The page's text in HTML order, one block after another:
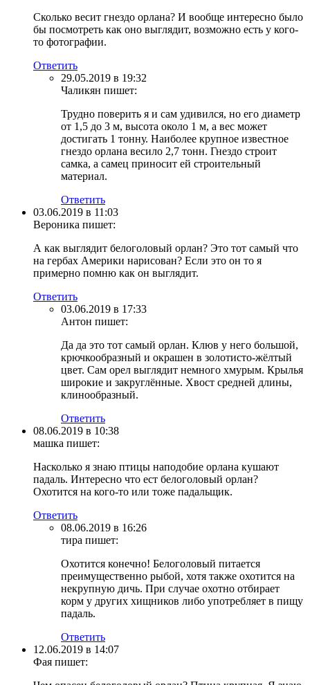
Сколько весит гнездо орлана? И вообще интересно было
бы посмотреть как оно выглядит, возможно есть у кого-
то фотографии.
Ответить
29.05.2019 в 19:32
Чаликян пишет:
Трудно поверить я и сам удивился, но его диаметр
от 1,5 до 3 м, высота около 1 м, а вес может
достигать 1 тонну. Наиболее крупное известное
гнездо орлана весило 2,7 тонн. Гнездо строит
самка, а самец приносит ей строительный
материал.
Ответить
03.06.2019 в 11:03
Вероника пишет:
А как выглядит белоголовый орлан? Это тот самый что
на гербах Америки нарисован? Если это он то я
примерно помню как он выглядит.
Ответить
03.06.2019 в 17:33
Антон пишет:
Да да это тот самый орлан. Клюв у него большой,
крючкообразный и окрашен в золотисто-жёлтый
цвет. Сам орел выглядит немного хмурым. Крылья
широкие и закруглённые. Хвост средней длины,
клинообразный.
Ответить
08.06.2019 в 10:38
машка пишет:
Насколько я знаю птицы наподобие орлана кушают
падаль. Интересно что ест белоголовый орлан?
Охотится на кого-то или тоже падальщик.
Ответить
08.06.2019 в 16:26
тира пишет:
Охотится конечно! Белоголовый питается
преимущественно рыбой, хотя также охотится на
некрупную дичь. При случае охотно отбирает
корм у других хищников либо употребляет в пищу
падаль.
Ответить
12.06.2019 в 14:07
Фая пишет: